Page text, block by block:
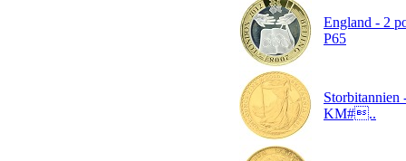
England - 2
P65
Storbitannien
KM#..